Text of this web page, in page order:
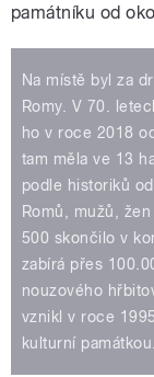
památníku od
Na místě byl za
Romy. V 70.
ho v roce 2018
tam měla ve 13
podle historiků
Romů, mužů,
500 skončilo v
zabírá přes
nouzového
vznikl v roce
kulturní památkou.